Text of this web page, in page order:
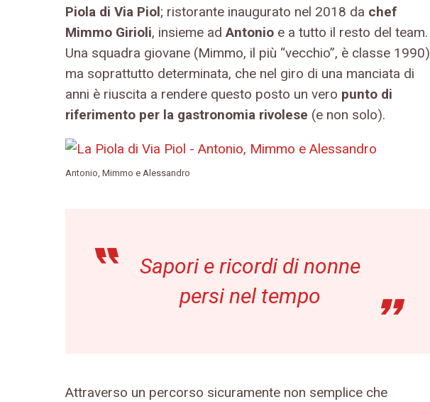
Piola di Via Piol; ristorante inaugurato nel 2018 da chef
Mimmo Girioli, insieme adAntonio e a tutto il resto del team.
Una squadra giovane (Mimmo, il più “vecchio”, è classe
ma soprattutto determinata, che nel giro di una manciata di
anni è riuscita a rendere questo posto un vero punto di
riferimento per la gastronomia rivolese (e non solo).
Antonio, Mimmo e Alessandro
Sapori e ricordi di nonne
persi nel tempo
Attraverso un percorso sicuramente non semplice che